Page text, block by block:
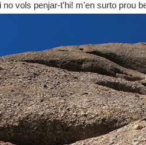
vols penjar-t'hi! m'en surto prou